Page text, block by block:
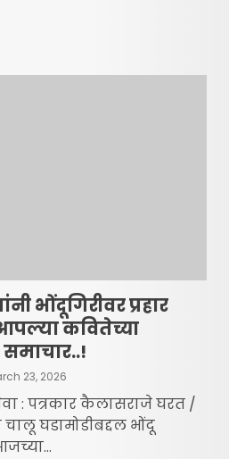
भोंदूगिरीवर प्रहार
कवितेच्या
23, 2026
: पत्रकार कैलासराजे घरत /
घडामोडीबद्दल भोंदू